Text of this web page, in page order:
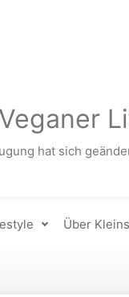
hat sich
Über